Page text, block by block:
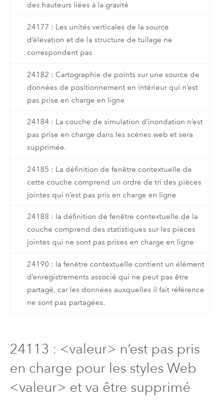
des hauteurs liées à la gravité
24177 : Les unités verticales de la source
d’élévation et de la structure de tuilage ne
correspondent pas
24182 : Cartographie de points sur une source de
données de positionnement en intérieur qui n’est
pas prise en charge en ligne
24184 : La couche de simulation d’inondation n’est
pas prise en charge dans les scènes web et sera
supprimée.
24185 : La définition de fenêtre contextuelle de
cette couche comprend un ordre de tri des pièces
jointes qui n’est pas pris en charge en ligne
24188 : la définition de fenêtre contextuelle de la
couche comprend des statistiques sur les pièces
jointes qui ne sont pas prises en charge en ligne
24190 : la fenêtre contextuelle contient un élément
d’enregistrements associé qui ne peut pas être
partagé, car les données auxquelles il fait référence
ne sont pas partagées.
24113 : <valeur> n’est pas pris
en charge pour les styles Web
<valeur> et va être supprimé